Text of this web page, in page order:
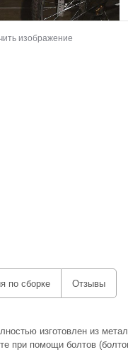
изображение
по сборке Отзывы
изготовлен из
при помощи болтов